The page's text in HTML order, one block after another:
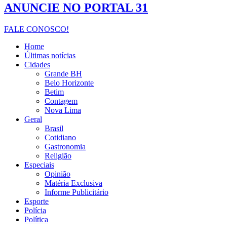
ANUNCIE NO PORTAL 31
FALE CONOSCO!
Home
Últimas notícias
Cidades
Grande BH
Belo Horizonte
Betim
Contagem
Nova Lima
Geral
Brasil
Cotidiano
Gastronomia
Religião
Especiais
Opinião
Matéria Exclusiva
Informe Publicitário
Esporte
Polícia
Política